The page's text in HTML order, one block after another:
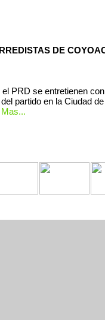
DE
PRD se entretienen
partido en la Ciudad